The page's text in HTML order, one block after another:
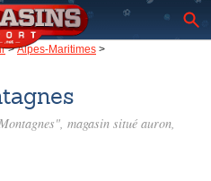
>Alpes-Maritimes >
magasin situé auron,